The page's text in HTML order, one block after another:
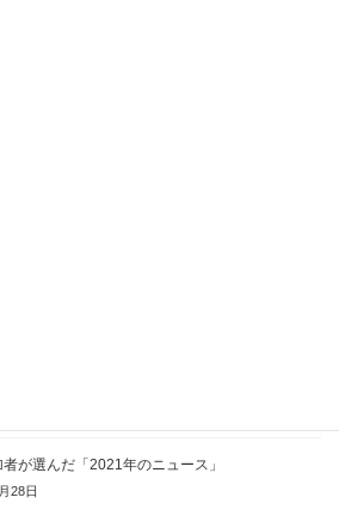
が選んだ「2021年のニュース」
28日